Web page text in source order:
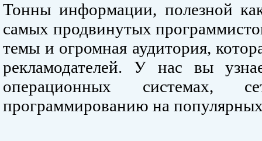
Тонны информации, полезной
самых продвинутых
темы и огромная аудитория,
рекламодателей. У нас вы
операционных системах,
программированию на